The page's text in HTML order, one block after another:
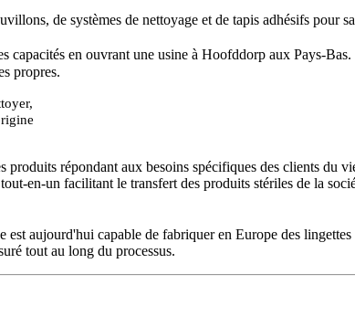
de systèmes de nettoyage et de tapis adhésifs pour
capacités en ouvrant une usine à Hoofddorp aux Pays-
propres.
répondant aux besoins spécifiques des clients du
en-un facilitant le transfert des produits stériles de la
est aujourd'hui capable de fabriquer en Europe des
tout au long du processus.